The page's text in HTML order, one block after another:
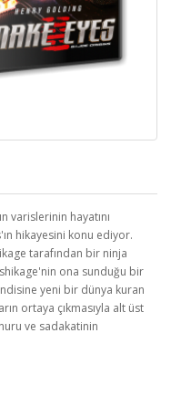
varislerinin hayatını
hikayesini konu ediyor.
tarafından bir ninja
ona sunduğu bir
yeni bir dünya kuran
ortaya çıkmasıyla alt üst
ve sadakatinin